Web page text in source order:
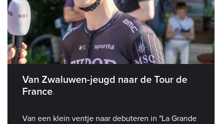
Van Zwaluwen‑jeugd naar de Tour de
France
Van een klein ventje naar debuteren in "La Grande